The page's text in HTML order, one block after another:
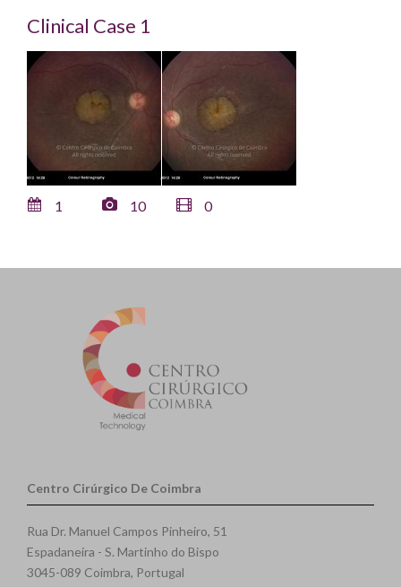
Clinical Case 1
1 10 0
Centro Cirúrgico De Coimbra
Rua Dr. Manuel Campos Pinheiro, 51
Espadaneira - S. Martinho do Bispo
3045-089 Coimbra, Portugal